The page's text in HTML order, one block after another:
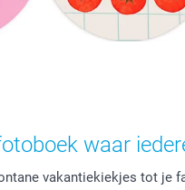
waar
vakantiekiekjes tot je